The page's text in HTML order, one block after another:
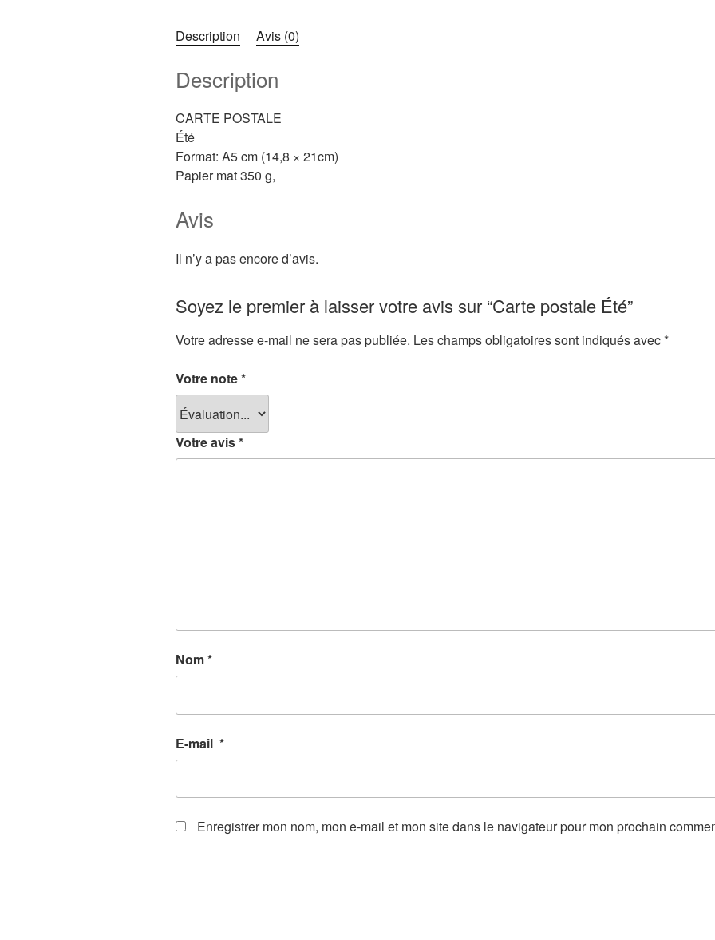
Description Avis (0)
Description
CARTE POSTALE
Été
Format: A5 cm (14,8 × 21cm)
Papier mat 350 g,
Avis
Il n’y a pas encore d’avis.
Soyez le premier à laisser votre avis sur “Carte postale Été”
Votre adresse e-mail ne sera pas publiée. Les champs obligatoires sont indiqués avec*
Votre note*
Votre avis*
Nom*
E-mail *
Enregistrer mon nom, mon e-mail et mon site dans le navigateur pour mon prochain